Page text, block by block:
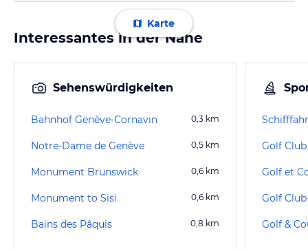
Karte
Interessantes in der Nähe
Sehenswürdigkeiten
Bahnhof Genève-Cornavin 0,3 km
Notre-Dame de Genève 0,5 km
Monument Brunswick 0,6 km
Monument to Sisi 0,6 km
Bains des Pâquis 0,8 km
Golf
Golf et
Golf